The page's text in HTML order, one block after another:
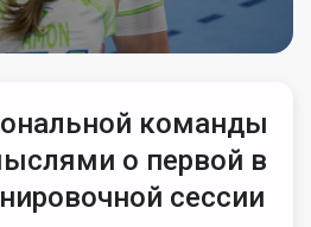
команды
о первой в
сессии